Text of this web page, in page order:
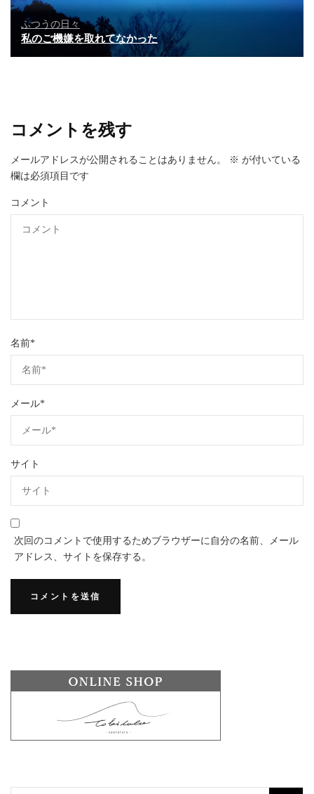
ふつうの日々
私のご機嫌を取れてなかった
コメントを残す
メールアドレスが公開されることはありません。 ※ が付いている
欄は必須項目です
コメント
名前*
メール*
サイト
次回のコメントで使用するためブラウザーに自分の名前、メール
アドレス、サイトを保存する。